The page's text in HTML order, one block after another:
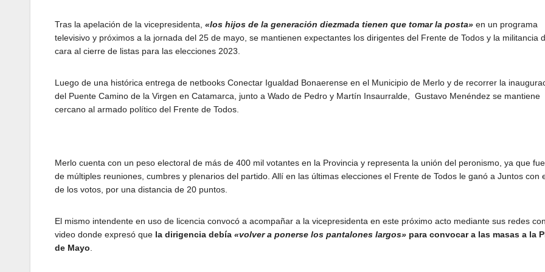
Tras la apelación de la vicepresidenta, «los hijos de la generación diezmada tienen que tomar la posta» en un programa
televisivo y próximos a la jornada del 25 de mayo, se mantienen expectantes los dirigentes del Frente de Todos y la militancia
cara al cierre de listas para las elecciones 2023.
Luego de una histórica entrega de netbooks Conectar Igualdad Bonaerense en el Municipio de Merlo y de recorrer la
del Puente Camino de la Virgen en Catamarca, junto a Wado de Pedro y Martín Insaurralde, Gustavo Menéndez se mantiene
cercano al armado político del Frente de Todos.
Merlo cuenta con un peso electoral de más de 400 mil votantes en la Provincia y representa la unión del peronismo, ya que
de múltiples reuniones, cumbres y plenarios del partido. Allí en las últimas elecciones el Frente de Todos le ganó a Juntos con
de los votos, por una distancia de 20 puntos.
El mismo intendente en uso de licencia convocó a acompañar a la vicepresidenta en este próximo acto mediante sus redes
video donde expresó que la dirigencia debía «volver a ponerse los pantalones largos» para convocar a las masas a la
de Mayo